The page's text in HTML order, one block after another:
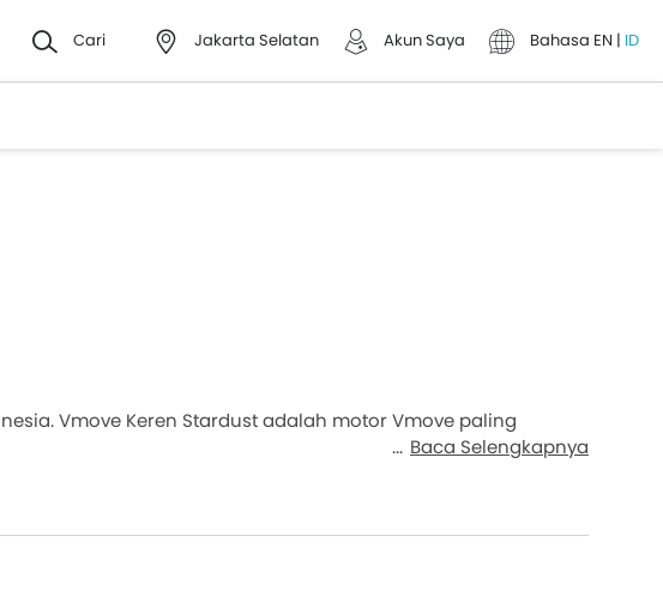
Cari Jakarta Selatan Akun Saya Bahasa EN | ID
Vmove Keren Stardust adalah motor Vmove paling
Baca Selengkapnya